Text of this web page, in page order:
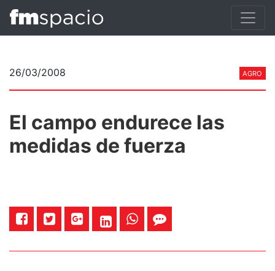
26/03/2008 AGRO
El campo endurece las
medidas de fuerza